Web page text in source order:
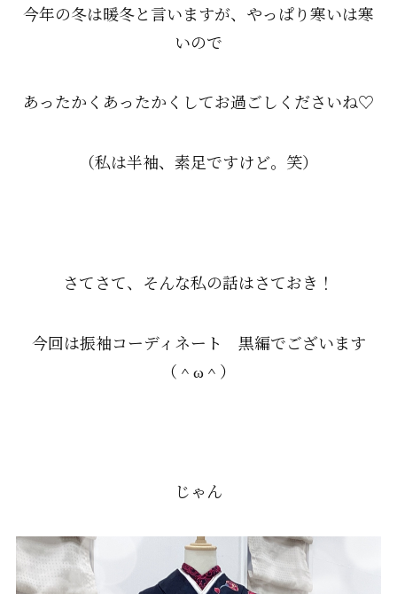
今年の冬は暖冬と言いますが、やっぱり寒いは寒
いので
あったかくあったかくしてお過ごしくださいね♡
（私は半袖、素足ですけど。笑）
さてさて、そんな私の話はさておき！
今回は振袖コーディネート 黒編でございます
（＾ω＾）
じゃん